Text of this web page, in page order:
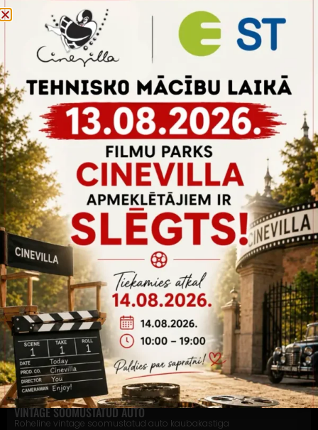
Transport
VÄIKE LOOMAVAGUN
Väike puidust loomavagun
Tarvikud,Transport
VINTAGE SOOMUSTATUD AUTO
Roheline vintage soomustatud auto kaubakastiga